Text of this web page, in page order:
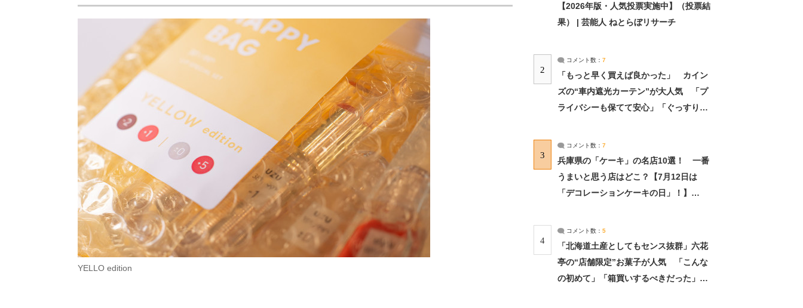
YELLO edition
【2026年版・人気投票実施中】（投票結
果） | 芸能人 ねとらぼリサーチ
2
コメント数： 7
「もっと早く買えば良かった」 カイン
ズの“車内遮光カーテン”が大人気 「プ
ライバシーも保てて安心」「ぐっすり眠
3
コメント数： 7
兵庫県の「ケーキ」の名店10選！ 一番
うまいと思う店はどこ？【7月12日は
「デコレーションケーキの日」！】
4
コメント数： 5
「北海道土産としてもセンス抜群」六花
亭の“店舗限定”お菓子が人気 「こんな
の初めて」「箱買いするべきだった」